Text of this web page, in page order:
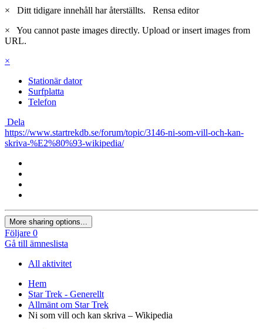
×
Ditt tidigare innehåll har återställts. Rensa editor
×
You cannot paste images directly. Upload or insert images from
URL.
×
Stationär dator
Surfplatta
Telefon
Dela
https://www.startrekdb.se/forum/topic/3146-ni-som-vill-och-kan-
skriva-%E2%80%93-wikipedia/
More sharing options...
Följare 0
Gå till ämneslista
All aktivitet
Hem
Star Trek - Generellt
Allmänt om Star Trek
Ni som vill och kan skriva – Wikipedia